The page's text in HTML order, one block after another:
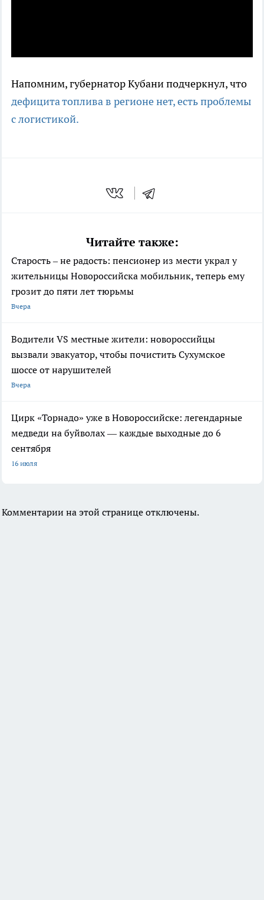
Напомним, губернатор Кубани подчеркнул, что
дефицита топлива в регионе нет, есть проблемы
с логистикой.
Читайте также:
Старость – не радость: пенсионер из мести украл у
жительницы Новороссийска мобильник, теперь ему
грозит до пяти лет тюрьмы
Вчера
Водители VS местные жители: новороссийцы
вызвали эвакуатор, чтобы почистить Сухумское
шоссе от нарушителей
Вчера
Цирк «Торнадо» уже в Новороссийске: легендарные
медведи на буйволах — каждые выходные до 6
сентября
16 июля
Комментарии на этой странице отключены.